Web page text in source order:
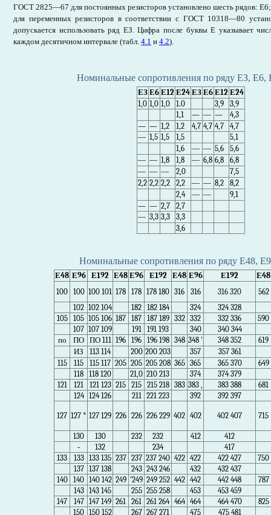
ГОСТ 2825—67 для постоянных резисторов установлено шесть рядов:
для переменных резисторов в соответствии с ГОСТ 10318—80
допускается использовать ряд ЕЗ. Цифра после буквы Е указывает
каждом десятичном интервале (табл. 4.1 и 4.2).
Номинальные сопротивления по ряду ЕЗ, Е6,
ЕЗ Е6 Е12 Е24 ЕЗ Е6 Е12 Е24
1,0 1,0 1,0 1.0 3,9
3,9
1,1
— — —
4,3
— — 1,2 1,2 4,7 4,7 4,7
4,7
— 1,5 1,5 1,5
5,1
1,6
— — 5,6
5,6
— — 1,8 1,8 — 6,8 6,8
6,8
— — — 2,0
7,5
2,2 2,2 2,2 2,2 — — 8,2
8,2
2,4
— —
9,1
— — 2,7
2,7
— 3,3 3,3
3,3
3,6
Номинальные сопротивления по ряду Е48,
Е48 Е96 Е192 Е48 Е96 Е192 Е48 Е96 Е192
Е48
100 100 100 101 178 178 178 180 316 316 316 320
562
102 102 104 182 182 184 324
324 328
105
105 105 106 187 187 187 189 332 332 332 336
590
107 107 109 191 191 193 340
340 344
по
ПО ПО 111 196 196 196 198 348 348 ' 348 352
619
ИЗ
113 114 200 200 203 357
357 361
115
115 115 117 205 205 205 208 365 365 365 370
649
118 118 120 21,0 210 213 374
374 379
121
121 121 123 215 215 215 218 383 383 , 383 388
681
124 124 126 211 221 223 392 392 397
127 127 * 127 129 226 226 226 229 402 402 402 407 715
130 130 232 232 412
412
-
132 234
417
133
133 133 135 237 237 237 240 422 422 422 427
750
137 137 138 243 243 246 432
432 437
140
140 140 142 249 '249 249 252 442 442 442 448
787
143 143 145 255 255 258 453
453 459
147
147 147 149 261 261 261 264 464 464 464 470
825
150 150 152 267 267 271 475 475 481